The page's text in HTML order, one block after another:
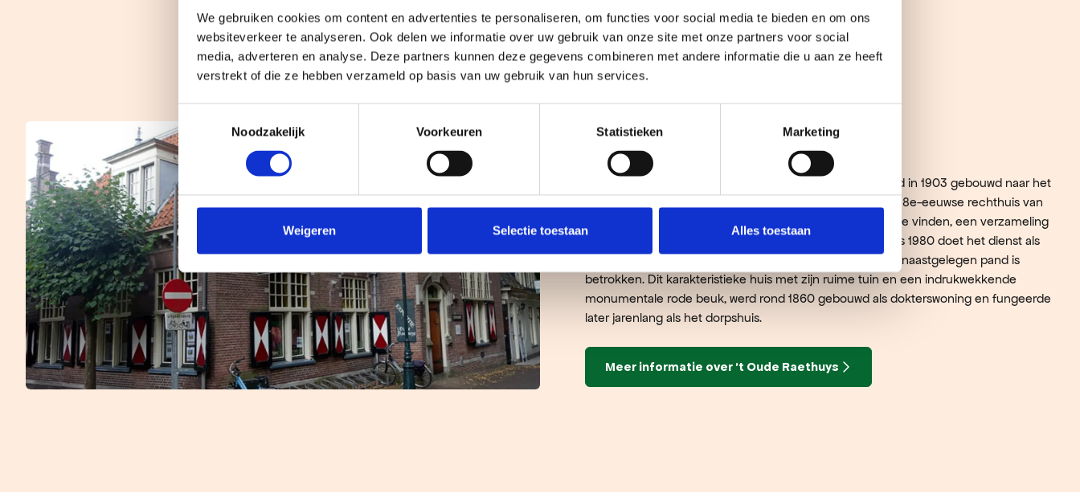
We gebruiken cookies om content en advertenties te personaliseren, om functies voor social media te bieden en om ons
websiteverkeer te analyseren. Ook delen we informatie over uw gebruik van onze site met onze partners voor social
media, adverteren en analyse. Deze partners kunnen deze gegevens combineren met andere informatie die u aan ze heeft
verstrekt of die ze hebben verzameld op basis van uw gebruik van hun services.
Noodzakelijk
Voorkeuren Statistieken Marketing
Weigeren Selectie toestaan Alles toestaan
't Oude Raethuys
'T Oude Raethuys, een pareltje in oud-Hollandse stijl, werd in 1903 gebouwd naar het
ontwerp van J.A.G. van der Steur, ter vervanging van het 18e-eeuwse rechthuis van
Bergen. Tot 1915 was hier zelfs de ‘oud-Bergense kamer’ te vinden, een verzameling
die de basis vormde voor Museum Het Sterkenhuis. Sinds 1980 doet het dienst als
een gezellig zalencomplex, waarbij ook een deel van het naastgelegen pand is
betrokken. Dit karakteristieke huis met zijn ruime tuin en een indrukwekkende
monumentale rode beuk, werd rond 1860 gebouwd als dokterswoning en fungeerde
later jarenlang als het dorpshuis.
Meer informatie over 't Oude Raethuys